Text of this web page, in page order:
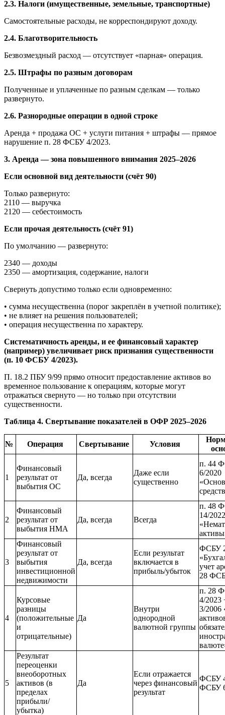
2.3. Налоги (имущественные, земельные, транспортные)
Самостоятельные расходы, не корреспондируют доходу.
2.4. Благотворительность
Безвозмездный расход — отсутствует «парная» операция.
2.5. Штрафы по разным договорам
Полученные и уплаченные по разным сделкам — только
развернуто.
2.6. Разнородные операции в одной строке
Аренда + продажа ОС + услуги питания + штрафы — прямое
нарушение п. 28 ФСБУ 4/2023.
3. Аренда — зона повышенного внимания 2025–2026
Если основной вид деятельности (счёт 90)
Только развернуто:
2110 — выручка
2120 — себестоимость
Если прочая деятельность (счёт 91)
По умолчанию — развернуто:
2340 — доходы
2350 — амортизация, содержание, налоги
Свернуть допустимо только если одновременно:
• сумма несущественна (порог закреплён в учетной политике);
• не влияет на решения пользователей;
• операция несущественна по характеру.
Систематичность аренды, и ее финансовый характер
(например) увеличивает риск признания существенности
(п. 10 ФСБУ 4/2023).
П. 18.2 ПБУ 9/99 прямо относит предоставление активов во
временное пользование к операциям, которые могут
отражаться свернуто — но только при отсутствии
существенности.
Таблица 4. Свертывание показателей в ОФР 2025–2026
№ Операция Свертывание Условия
1
Финансовый
результат от
выбытия ОС
Да, всегда
Даже если
существенно
п. 44
6/2020
2
Финансовый
результат от
выбытия НМА
Да, всегда Всегда
п. 48
14/2022
3
Финансовый
результат от
выбытия
инвестиционной
недвижимости
Да, всегда
Если результат
включается в
прибыль/убыток
ФСБУ
учет
28
4
Курсовые
разницы
(положительные
и
отрицательные)
Да
Внутри
однородной
валютной группы
п. 28
4/
3/2006
5
Результат
переоценки
внеоборотных
активов (в
пределах
прибыли/
убытка)
Да
Если отражается
через финансовый
результат
ФСБУ
ФСБУ